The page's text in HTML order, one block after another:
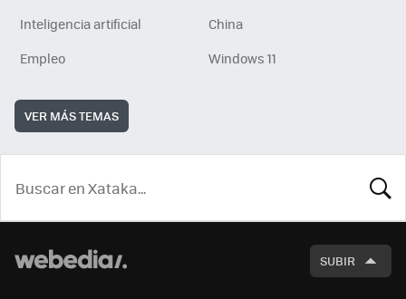
Inteligencia artificial
China
Empleo
Windows 11
VER MÁS TEMAS
SUBIR